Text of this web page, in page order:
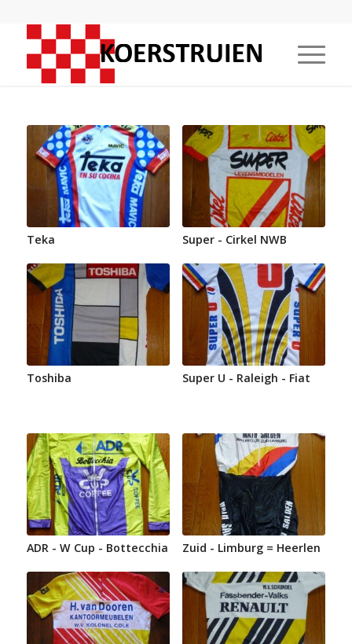
Teka Super - Cirkel NWB
Toshiba Super U - Raleigh - Fiat
ADR - W Cup - Bottecchia Zuid - Limburg = Heerlen